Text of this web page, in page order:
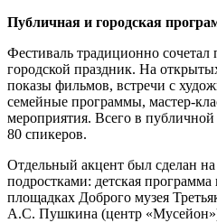
Публичная и городская
Фестиваль традиционно
городской праздник. На
показы фильмов, встречи с
семейные программы,
мероприятия. Всего в
80 спикеров.
Отдельный акцент был сделан на
подростками: детская
площадках Доброго музея
А.С. Пушкина (центр